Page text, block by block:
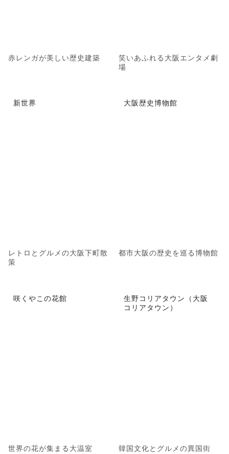
赤レンガが美しい歴史建築
笑いあふれる大阪エンタメ劇
場
新世界
レトロとグルメの大阪下町散
策
大阪歴史博物館
都市大阪の歴史を巡る博物館
咲くやこの花館
世界の花が集まる大温室
生野コリアタウン（大阪
コリアタウン）
韓国文化とグルメの異国街